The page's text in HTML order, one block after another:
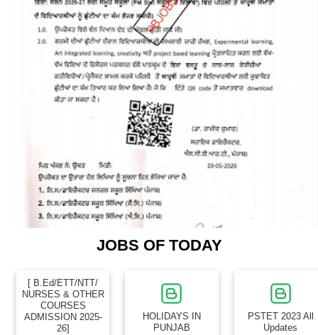
JOBS OF TODAY
[ B.Ed/ETT/NTT/
NURSES & OTHER
COURSES
ADMISSION 2025-
26]
HOLIDAYS IN
PUNJAB
PSTET 2023 All
Updates